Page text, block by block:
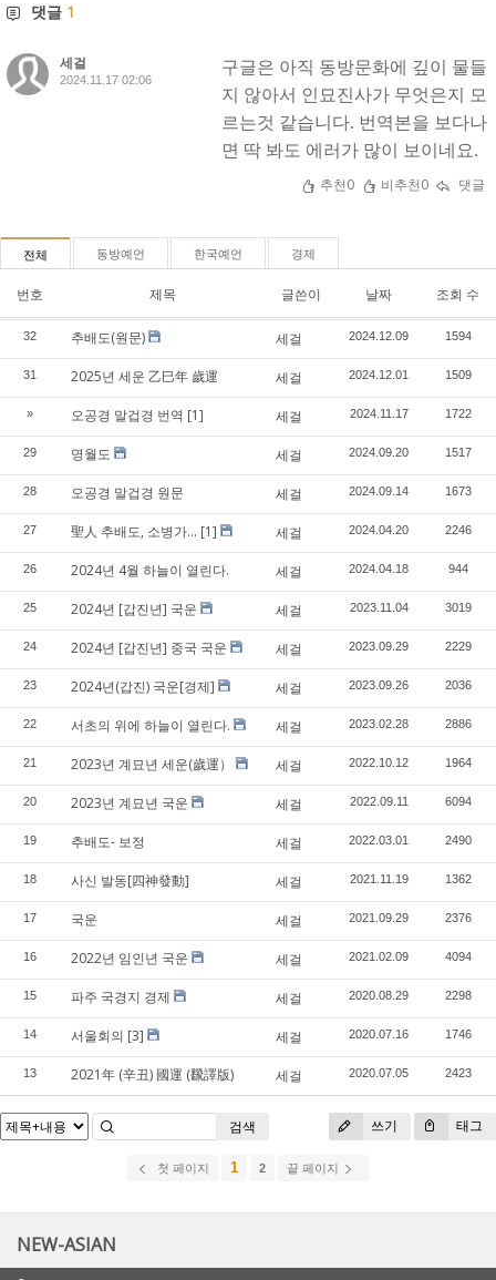
댓글 1
세걸
2024.11.17 02:06
구글은 아직 동방문화에 깊이 물들
지 않아서 인묘진사가 무엇은지 모
르는것 같습니다. 번역본을 보다나
면 딱 봐도 에러가 많이 보이네요.
추천0
비추천0 댓글
전체 동방예언 한국예언 경제
번호 제목 글쓴이 날짜 조회 수
32 추배도(원문) 세걸 2024.12.09 1594
31 2025년 세운 乙巳年 歲運 세걸 2024.12.01 1509
» 오공경 말겁경 번역 [1] 세걸 2024.11.17 1722
29 명월도 세걸 2024.09.20 1517
28 오공경 말겁경 원문 세걸 2024.09.14 1673
27 聖人 추배도, 소병가... [1] 세걸 2024.04.20 2246
26 2024년 4월 하늘이 열린다. 세걸 2024.04.18 944
25 2024년 [갑진년] 국운 세걸 2023.11.04 3019
24 2024년 [갑진년] 중국 국운 세걸 2023.09.29 2229
23 2024년(갑진) 국운[경제] 세걸 2023.09.26 2036
22 서초의 위에 하늘이 열린다. 세걸 2023.02.28 2886
21 2023년 계묘년 세운(歲運） 세걸 2022.10.12 1964
20 2023년 계묘년 국운 세걸 2022.09.11 6094
19 추배도- 보정 세걸 2022.03.01 2490
18 사신 발동[四神發動] 세걸 2021.11.19 1362
17 국운 세걸 2021.09.29 2376
16 2022년 임인년 국운 세걸 2021.02.09 4094
15 파주 국경지 경제 세걸 2020.08.29 2298
14 서울회의 [3] 세걸 2020.07.16 1746
13 2021年 (辛丑) 國運 (飜譯版) 세걸 2020.07.05 2423
쓰기 태그
검색
첫 페이지 1 2 끝 페이지
NEW-ASIAN